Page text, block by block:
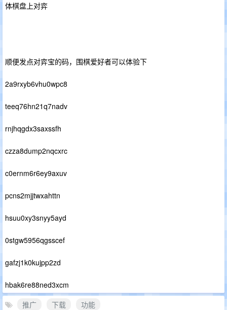
体棋盘上对弈
顺便发点对弈宝的码，围棋爱好者可以体验下
2a9rxyb6vhu0wpc8
teeq76hn21q7nadv
rnjhqgdx3saxssfh
czza8dump2nqcxrc
c0ernm6r6ey9axuv
pcns2mjjtwxahttn
hsuu0xy3snyy5ayd
0stgw5956qgsscef
gafzj1k0kujpp2zd
hbak6re88ned3xcm
推广
下载
功能